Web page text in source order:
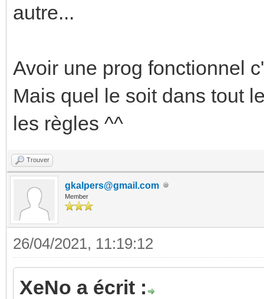
autre...
Avoir une prog fonctionnel
Mais quel le soit dans tout
les règles ^^
Trouver
gkalpers@gmail.com
Member
26/04/2021, 11:19:12
XeNo a écrit :